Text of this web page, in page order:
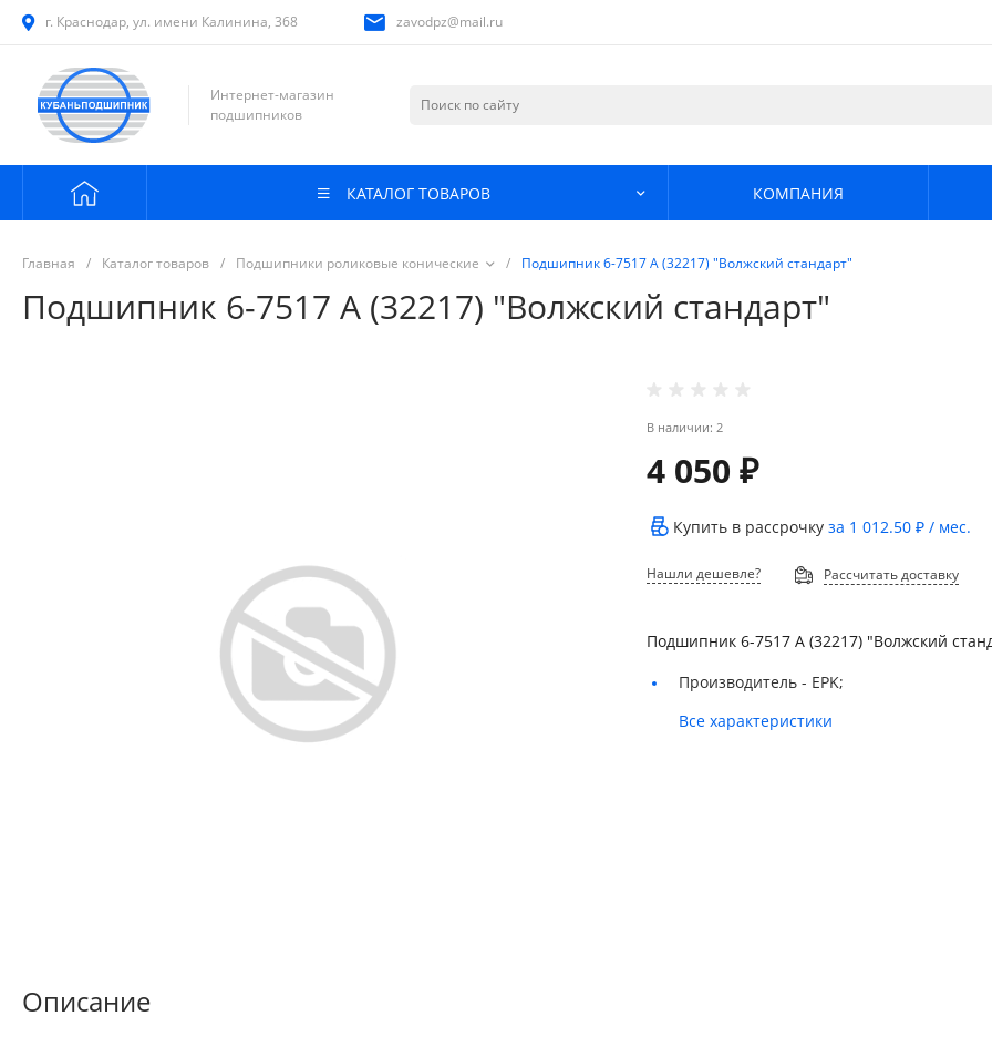
г. Краснодар, ул. имени Калинина, 368 zavodpz@mail.ru
Интернет-магазин
подшипников
КАТАЛОГ ТОВАРОВ КОМПАНИЯ
Главная / Каталог товаров / Подшипники роликовые конические / Подшипник 6-7517 А (32217) "Волжский стандарт"
Подшипник 6-7517 А (32217) "Волжский стандарт"
В наличии: 2
4 050 ₽
Купить в рассрочкуза 1 012.50 ₽ / мес.
Нашли дешевле? Рассчитать доставку
Подшипник 6-7517 А (32217) "Волжский
Производитель - EPK;
Все характеристики
Описание